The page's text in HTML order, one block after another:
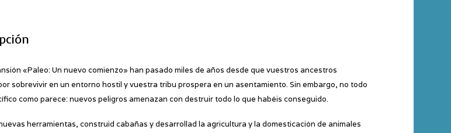
«Paleo: Un nuevo comienzo» han pasado miles de años desde que vuestros ancestros
sobrevivir en un entorno hostil y vuestra tribu prospera en un asentamiento. Sin embargo, no todo
como parece: nuevos peligros amenazan con destruir todo lo que habéis conseguido.
herramientas, construid cabañas y desarrollad la agricultura y la domesticación de animales